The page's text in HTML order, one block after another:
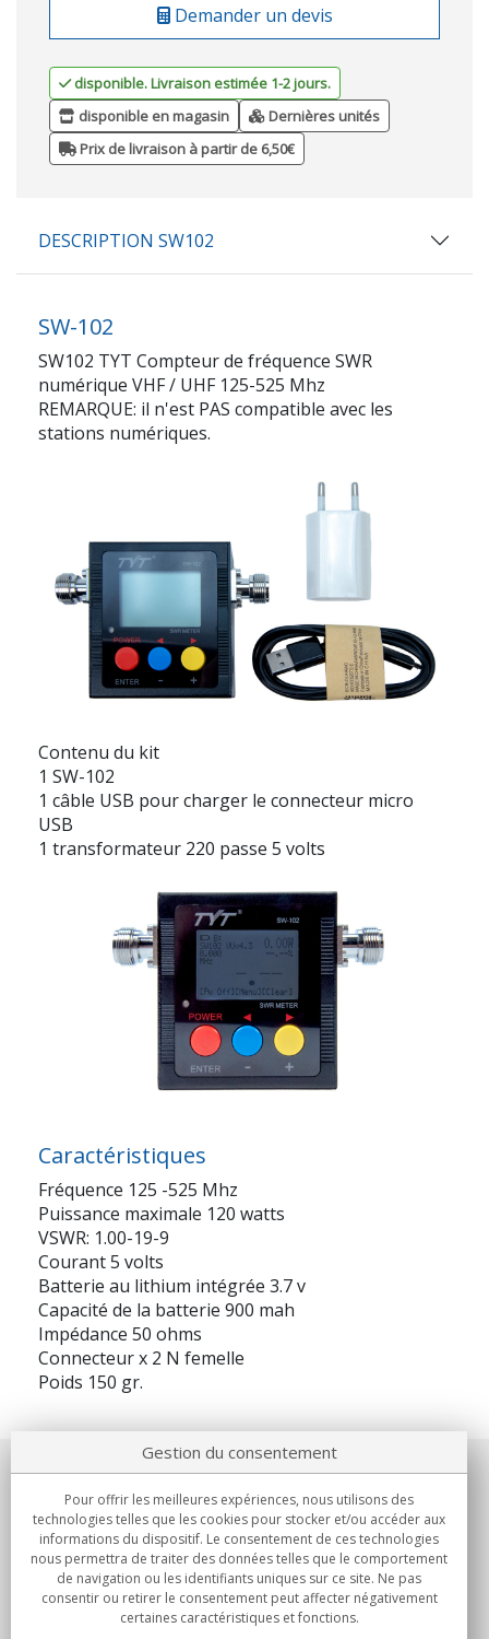
Demander un devis
disponible. Livraison estimée 1-2 jours.
disponible en magasin
Dernières unités
Prix de livraison à partir de 6,50€
DESCRIPTION SW102
SW-102
SW102 TYT Compteur de fréquence SWR
numérique VHF / UHF 125-525 Mhz
REMARQUE: il n'est PAS compatible avec les
stations numériques.
Contenu du kit
1 SW-102
1 câble USB pour charger le connecteur micro
USB
1 transformateur 220 passe 5 volts
Caractéristiques
Fréquence 125 -525 Mhz
Puissance maximale 120 watts
VSWR: 1.00-19-9
Courant 5 volts
Batterie au lithium intégrée 3.7 v
Capacité de la batterie 900 mah
Impédance 50 ohms
Connecteur x 2 N femelle
Poids 150 gr.
Notre société
Engagements
Achats
Gestion du consentement
Pour offrir les meilleures expériences, nous utilisons des
technologies telles que les cookies pour stocker et/ou accéder aux
informations du dispositif. Le consentement de ces technologies
nous permettra de traiter des données telles que le comportement
de navigation ou les identifiants uniques sur ce site. Ne pas
consentir ou retirer le consentement peut affecter négativement
certaines caractéristiques et fonctions.